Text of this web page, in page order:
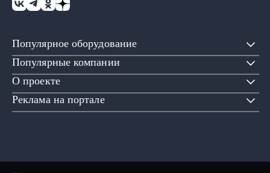
Популярное оборудование
Популярные компании
О проекте
Реклама на портале